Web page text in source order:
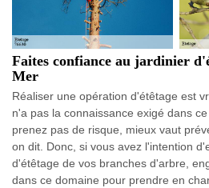
Faites confiance au jardinier
Mer
Réaliser une opération d'étêtage est
n'a pas la connaissance exigé dans
prenez pas de risque, mieux vaut
on dit. Donc, si vous avez l'intention
d'étêtage de vos branches d'arbre,
dans ce domaine pour prendre en